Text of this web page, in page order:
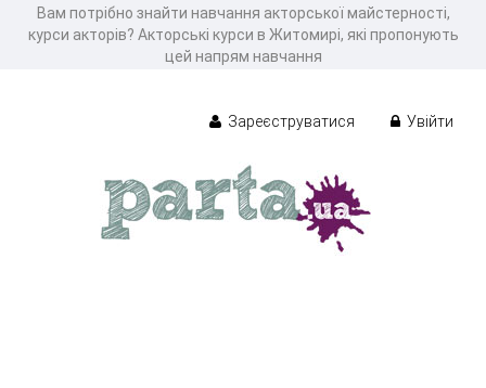
Вам потрібно знайти навчання акторської майстерності,
курси акторів? Акторські курси в Житомирі, які пропонують
цей напрям навчання
Зареєструватися Увійти